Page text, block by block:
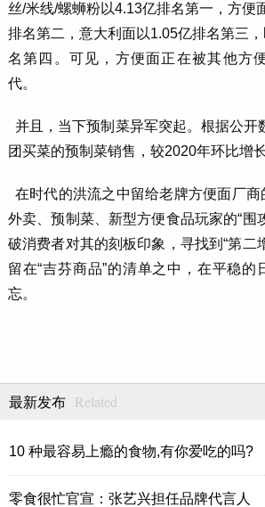
丝/米线/螺蛳粉以4.13亿排名第一，方便
排名第二，意大利面以1.05亿排名第三
名第四。可见，方便面正在被其他方
代。
并且，当下预制菜异军突起。根据公开
团买菜的预制菜销售，较2020年环比增长
在时代的洪流之中留给老牌方便面厂
外卖、预制菜、新型方便食品玩家的“围
破消费者对其的刻板印象，寻找到“第二
留在“吉芬商品”的清单之中，在平稳的
忘。
最新发布 Related
10 种最容易上瘾的食物,有你爱吃的吗?
零食很忙官宣：张艺兴担任品牌代言人